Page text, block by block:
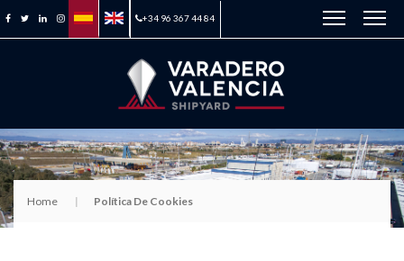
+34 96 367 44 84
Home Política De Cookies